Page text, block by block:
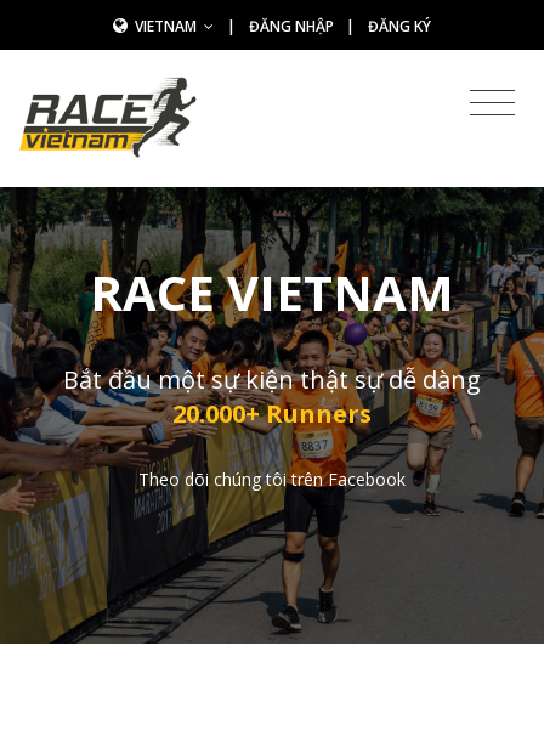
VIETNAM | ĐĂNG NHẬP | ĐĂNG KÝ
RACE VIETNAM
Bắt đầu một sự kiện thật sự dễ dàng
20.000+ Runners
Theo dõi chúng tôi trên Facebook